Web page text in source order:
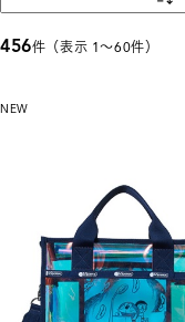
456件（表示 1〜60件）
NEW